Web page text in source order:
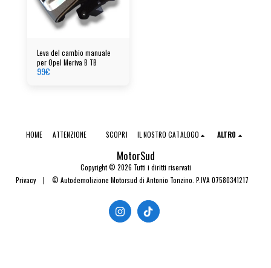
Leva del cambio manuale
per Opel Meriva B TB
99€
MotorSud
Copyright © 2026 Tutti i diritti riservati
Privacy| © Autodemolizione Motorsud di Antonio Tonzino. P.IVA 07580341217
HOME ATTENZIONE SCOPRI IL NOSTRO CATALOGO ALTRO